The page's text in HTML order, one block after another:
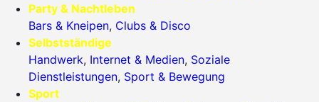
Party & Nachtleben
Bars & Kneipen, Clubs & Disco
Selbstständige
Handwerk, Internet & Medien, Soziale
Dienstleistungen, Sport & Bewegung
Sport